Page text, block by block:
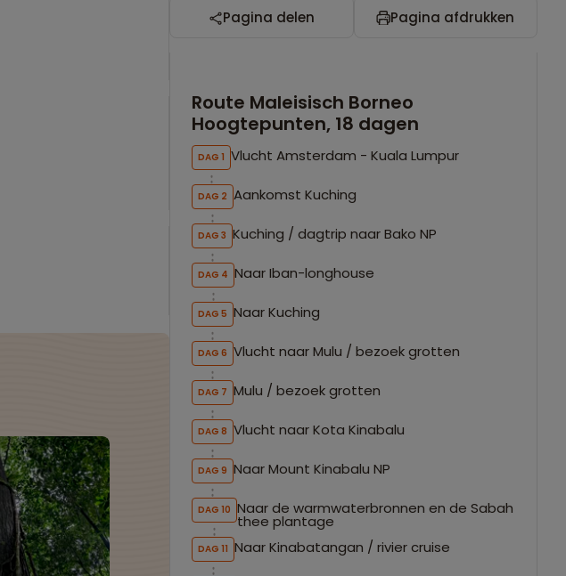
Pagina delen Pagina afdrukken
Route Maleisisch Borneo
Hoogtepunten, 18 dagen
DAG 1 Vlucht Amsterdam - Kuala Lumpur
DAG 2 Aankomst Kuching
DAG 3 Kuching / dagtrip naar Bako NP
DAG 4 Naar Iban-longhouse
DAG 5 Naar Kuching
DAG 6 Vlucht naar Mulu / bezoek grotten
DAG 7 Mulu / bezoek grotten
DAG 8 Vlucht naar Kota Kinabalu
DAG 9 Naar Mount Kinabalu NP
DAG 10 Naar de warmwaterbronnen en de Sabah
thee plantage
DAG 11 Naar Kinabatangan / rivier cruise